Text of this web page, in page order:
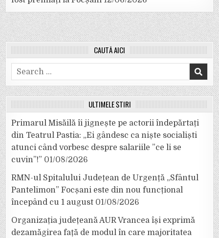
CAUTĂ AICI
Search
for:
ULTIMELE ȘTIRI
Primarul Misăilă îi jignește pe actorii îndepărtați
din Teatrul Pastia: „Ei gândesc ca niște socialiști
atunci când vorbesc despre salariile ”ce li se
cuvin”!” 01/08/2026
RMN-ul Spitalului Județean de Urgență „Sfântul
Pantelimon” Focșani este din nou funcțional
începând cu 1 august 01/08/2026
Organizația județeană AUR Vrancea își exprimă
dezamăgirea față de modul în care majoritatea